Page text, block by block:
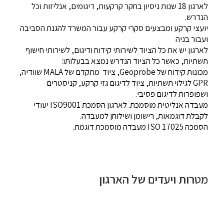
לארגון 18 שנות ניסיון בחקר קרקעות, דיגומים, אנליזות וכל
הנדרש.
יועצי קרקע ומבצעים סקרי קרקע עבור המשרד להגנת הסביבה
ועבור בניה
לארגון יש את כל הציוד לשירותי קידוח ודיגום, לשירותי חישוף
תשתיות, כאשר כל הציוד הנדרש נמצא בבעלותו:
מכונות קידוח של Geoprobe, ציוד מתקדם של MALA שוודיה,
GPR לגילוי תשתיות, ציוד לדיגום גזי קרקע, קניסטרים
ושפופרות לדיגום פסיבי.
מעבדה אנליטית מוסמכת. לארגון הסמכת ISO9001 יעודי
לקבלת דוגמאות, רישומן ושילוחן למעבדה.
הסמכה ISO 17025 מעבדה מוסמכת דוגמת.
מטרות ויעדים של הארגון